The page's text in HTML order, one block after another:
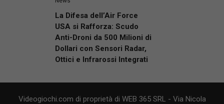
La Difesa dell’Air Force
USA si Rafforza: Scudo
Anti-Droni da 500 Milioni di
Dollari con Sensori Radar,
Ottici e Infrarossi Integrati
Videogiochi.com di proprietà di WEB 365 SRL - Via Nicola